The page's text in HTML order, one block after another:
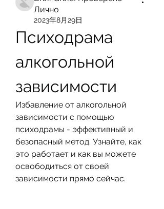
Лично
2023年8月29日
Психодрама
алкогольной
зависимости
Избавление от алкогольной
зависимости с помощью
психодрамы - эффективный и
безопасный метод. Узнайте, как
это работает и как вы можете
освободиться от своей
зависимости прямо сейчас.